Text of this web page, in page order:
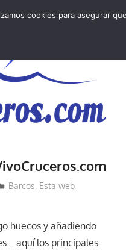
Barcos, Esta web,
huecos y añadiendo
aquí los principales
cookies para asegurar